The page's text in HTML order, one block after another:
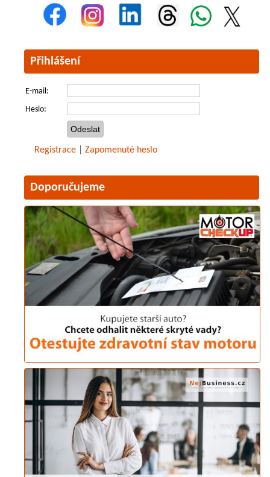
Přihlášení
E-mail:
Heslo:
Registrace Zapomenuté heslo
Doporučujeme